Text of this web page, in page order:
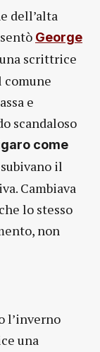
dell’alta
George
scrittrice
comune
e
scandaloso
come
il
Cambiava
lo stesso
non
l’inverno
una